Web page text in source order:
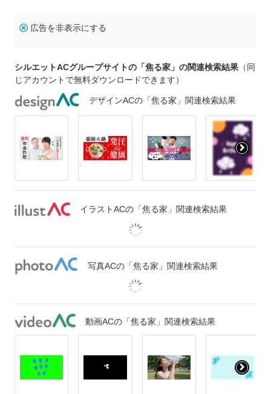
広告を非表示にする
シルエットACグループサイトの「焦る家」の関連検索結果 （同
じアカウントで無料ダウンロードできます）
デザインACの「焦る家」関連検索結果
イラストACの「焦る家」関連検索結果
写真ACの「焦る家」関連検索結果
動画ACの「焦る家」関連検索結果